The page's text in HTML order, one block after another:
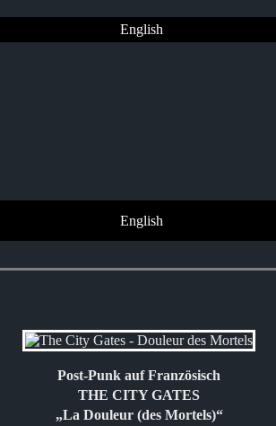
English
English
Post-Punk auf Französisch
THE CITY GATES
„La Douleur (des Mortels)“